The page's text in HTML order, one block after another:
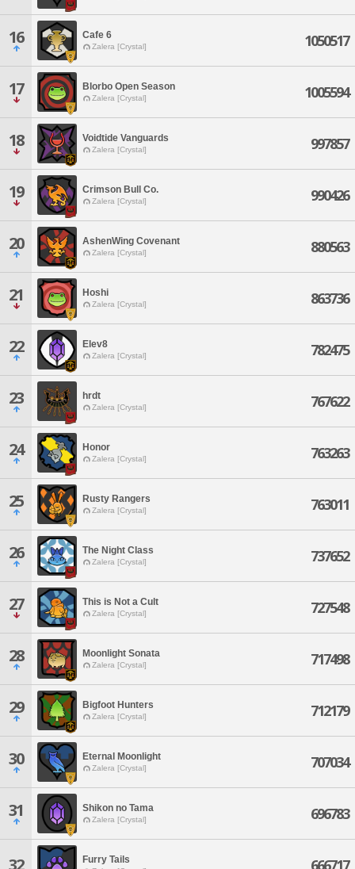
16 Cafe 6
Zalera [Crystal] 1050517
17 Blorbo Open Season
Zalera [Crystal] 1005594
18 Voidtide Vanguards
Zalera [Crystal] 997857
19 Crimson Bull Co.
Zalera [Crystal] 990426
20 AshenWing Covenant
Zalera [Crystal] 880563
21 Hoshi
Zalera [Crystal] 863736
22 Elev8
Zalera [Crystal] 782475
23 hrdt
Zalera [Crystal] 767622
24 Honor
Zalera [Crystal] 763263
25 Rusty Rangers
Zalera [Crystal] 763011
26 The Night Class
Zalera [Crystal] 737652
27 This is Not a Cult
Zalera [Crystal] 727548
28 Moonlight Sonata
Zalera [Crystal] 717498
29 Bigfoot Hunters
Zalera [Crystal] 712179
30 Eternal Moonlight
Zalera [Crystal] 707034
31 Shikon no Tama
Zalera [Crystal] 696783
32 Furry Tails 666717